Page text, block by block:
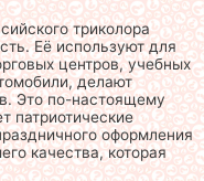
триколора
Её используют для
центров, учебных
делают
Это по-настоящему
патриотические
оформления
качества, которая